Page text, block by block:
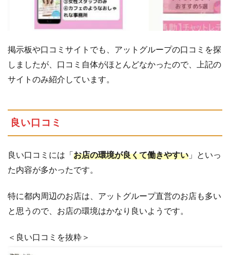
掲示板や口コミサイトでも、アットグループの口コミを探
しましたが、口コミ自体がほとんどなかったので、上記の
サイトのみ紹介しています。
良い口コミ
良い口コミには「 お店の環境が良くて働きやすい 」といっ
た内容が多かったです。
特に都内周辺のお店は、アットグループ直営のお店も多い
と思うので、お店の環境はかなり良いようです。
＜良い口コミを抜粋＞